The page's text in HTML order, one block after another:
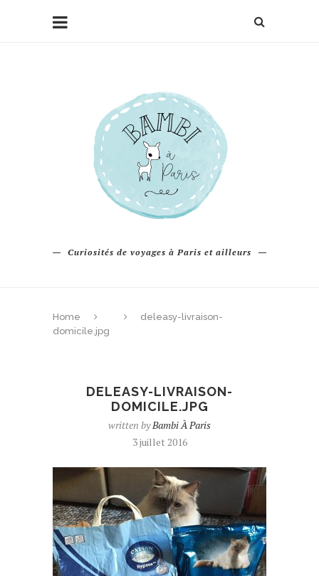
Curiosités de voyages à Paris et ailleurs
Home
deleasy-livraison-
domicile.jpg
DELEASY-LIVRAISON-
DOMICILE.JPG
written byBambi À Paris
3 juillet 2016